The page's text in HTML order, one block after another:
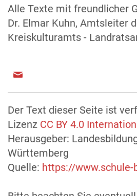
Alle Texte mit freundlicher
Dr. Elmar Kuhn, Amtsleiter
Kreiskulturamts -
Der Text dieser Seite ist
Lizenz CC BY 4.0
Herausgeber:
Württemberg
Quelle: https://www.schule-